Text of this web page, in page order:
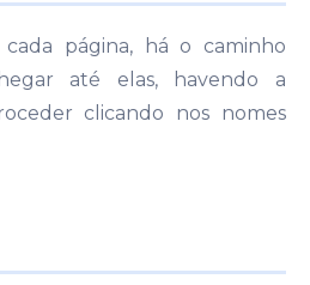
página, há o caminho
até elas, havendo a
clicando nos nomes